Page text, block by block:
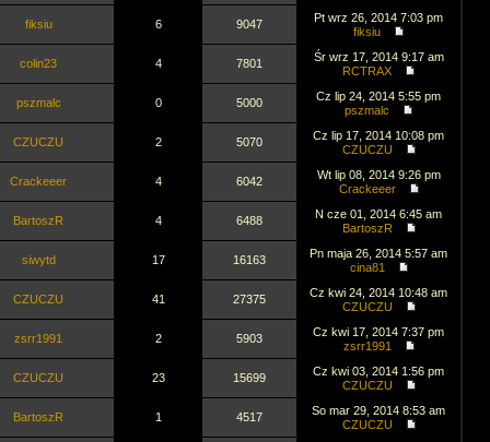
fiksiu 6 9047
Pt wrz 26, 2014 7:03 pm
fiksiu
colin23 4 7801
Śr wrz 17, 2014 9:17 am
RCTRAX
pszmalc 0 5000
Cz lip 24, 2014 5:55 pm
pszmalc
CZUCZU 2 5070
Cz lip 17, 2014 10:08 pm
CZUCZU
Crackeeer 4 6042
Wt lip 08, 2014 9:26 pm
Crackeeer
BartoszR 4 6488
N cze 01, 2014 6:45 am
BartoszR
siwytd 17 16163
Pn maja 26, 2014 5:57 am
cina81
CZUCZU 41 27375
Cz kwi 24, 2014 10:48 am
CZUCZU
zsrr1991 2 5903
Cz kwi 17, 2014 7:37 pm
zsrr1991
CZUCZU 23 15699
Cz kwi 03, 2014 1:56 pm
CZUCZU
BartoszR 1 4517
So mar 29, 2014 8:53 am
CZUCZU